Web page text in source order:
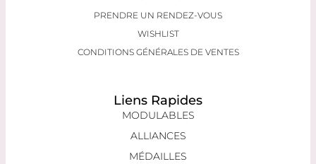
PRENDRE UN RENDEZ-VOUS
WISHLIST
CONDITIONS GÉNÉRALES DE VENTES
Liens Rapides
MODULABLES
ALLIANCES
MÉDAILLES